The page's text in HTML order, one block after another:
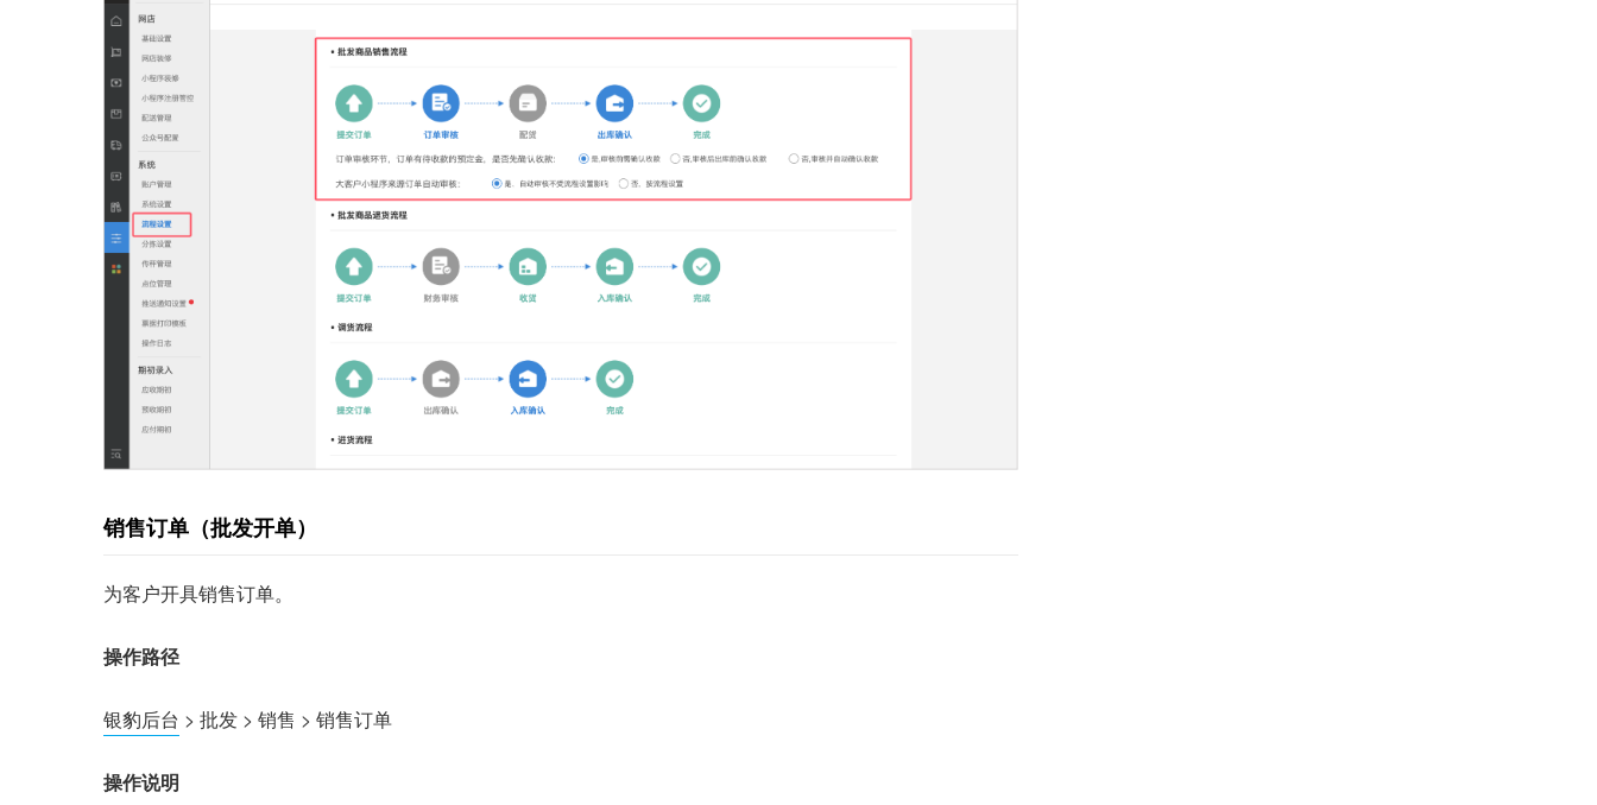
销售订单（批发开单）
为客户开具销售订单。
操作路径
银豹后台 > 批发 > 销售 > 销售订单
操作说明